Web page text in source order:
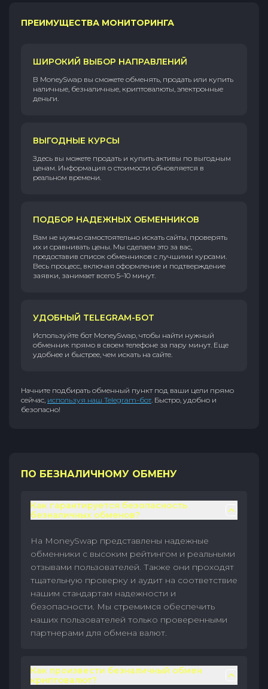
ПРЕИМУЩЕСТВА МОНИТОРИНГА
ШИРОКИЙ ВЫБОР НАПРАВЛЕНИЙ
В MoneySwap вы сможете обменять, продать или купить
наличные, безналичные, криптовалюты, электронные
деньги.
ВЫГОДНЫЕ КУРСЫ
Здесь вы можете продать и купить активы по выгодным
ценам. Информация о стоимости обновляется в
реальном времени.
ПОДБОР НАДЕЖНЫХ ОБМЕННИКОВ
Вам не нужно самостоятельно искать сайты, проверять
их и сравнивать цены. Мы сделаем это за вас,
предоставив список обменников с лучшими курсами.
Весь процесс, включая оформление и подтверждение
заявки, занимает всего 5–10 минут.
УДОБНЫЙ TELEGRAM-БОТ
Используйте бот MoneySwap, чтобы найти нужный
обменник прямо в своем телефоне за пару минут. Еще
удобнее и быстрее, чем искать на сайте.
Начните подбирать обменный пункт под ваши цели прямо
сейчас, используя наш Telegram-бот. Быстро, удобно и
безопасно!
ПО БЕЗНАЛИЧНОМУ ОБМЕНУ
Как гарантируется безопасность
безналичных обменов?
На MoneySwap представлены надежные
обменники с высоким рейтингом и реальными
отзывами пользователей. Также они проходят
тщательную проверку и аудит на соответствие
нашим стандартам надежности и
безопасности. Мы стремимся обеспечить
наших пользователей только проверенными
партнерами для обмена валют.
Как произвести безналичный обмен
криптовалют?